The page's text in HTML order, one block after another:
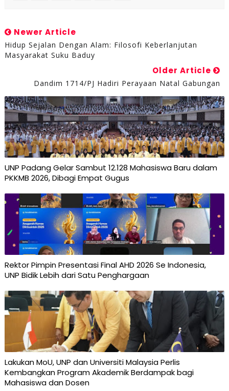
Newer Article
Hidup Sejalan Dengan Alam: Filosofi Keberlanjutan
Masyarakat Suku Baduy
Older Article
Dandim 1714/PJ Hadiri Perayaan Natal Gabungan
UNP Padang Gelar Sambut 12.128 Mahasiswa Baru dalam
PKKMB 2026, Dibagi Empat Gugus
Rektor Pimpin Presentasi Final AHD 2026 Se Indonesia,
UNP Bidik Lebih dari Satu Penghargaan
Lakukan MoU, UNP dan Universiti Malaysia Perlis
Kembangkan Program Akademik Berdampak bagi
Mahasiswa dan Dosen